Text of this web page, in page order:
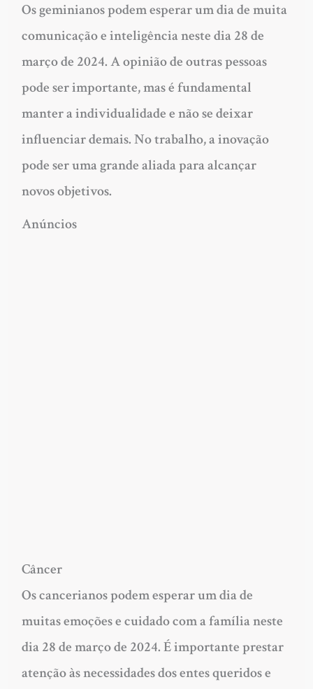
Os geminianos podem esperar um dia de muita
comunicação e inteligência neste dia 28 de
março de 2024. A opinião de outras pessoas
pode ser importante, mas é fundamental
manter a individualidade e não se deixar
influenciar demais. No trabalho, a inovação
pode ser uma grande aliada para alcançar
novos objetivos.
Anúncios
Câncer
Os cancerianos podem esperar um dia de
muitas emoções e cuidado com a família neste
dia 28 de março de 2024. É importante prestar
atenção às necessidades dos entes queridos e